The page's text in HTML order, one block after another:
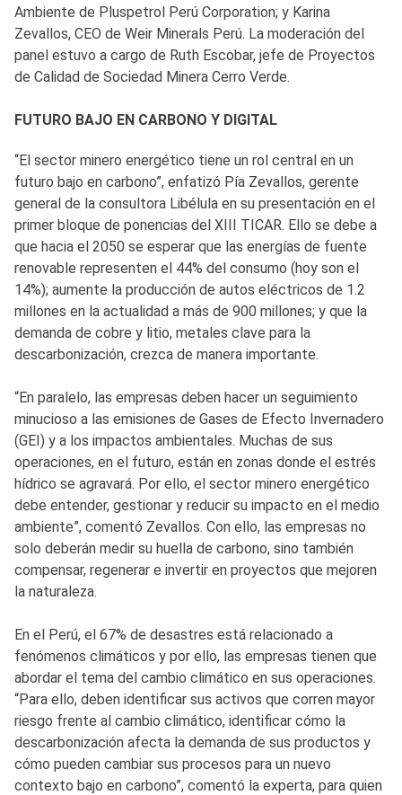
Ambiente de Pluspetrol Perú Corporation; y Karina
Zevallos, CEO de Weir Minerals Perú. La moderación del
panel estuvo a cargo de Ruth Escobar, jefe de Proyectos
de Calidad de Sociedad Minera Cerro Verde.
FUTURO BAJO EN CARBONO Y DIGITAL
“El sector minero energético tiene un rol central en un
futuro bajo en carbono”, enfatizó Pía Zevallos, gerente
general de la consultora Libélula en su presentación en el
primer bloque de ponencias del XIII TICAR. Ello se debe a
que hacia el 2050 se esperar que las energías de fuente
renovable representen el 44% del consumo (hoy son el
14%); aumente la producción de autos eléctricos de 1.2
millones en la actualidad a más de 900 millones; y que la
demanda de cobre y litio, metales clave para la
descarbonización, crezca de manera importante.
“En paralelo, las empresas deben hacer un seguimiento
minucioso a las emisiones de Gases de Efecto Invernadero
(GEI) y a los impactos ambientales. Muchas de sus
operaciones, en el futuro, están en zonas donde el estrés
hídrico se agravará. Por ello, el sector minero energético
debe entender, gestionar y reducir su impacto en el medio
ambiente”, comentó Zevallos. Con ello, las empresas no
solo deberán medir su huella de carbono, sino también
compensar, regenerar e invertir en proyectos que mejoren
la naturaleza.
En el Perú, el 67% de desastres está relacionado a
fenómenos climáticos y por ello, las empresas tienen que
abordar el tema del cambio climático en sus operaciones.
“Para ello, deben identificar sus activos que corren mayor
riesgo frente al cambio climático, identificar cómo la
descarbonización afecta la demanda de sus productos y
cómo pueden cambiar sus procesos para un nuevo
contexto bajo en carbono”, comentó la experta, para quien